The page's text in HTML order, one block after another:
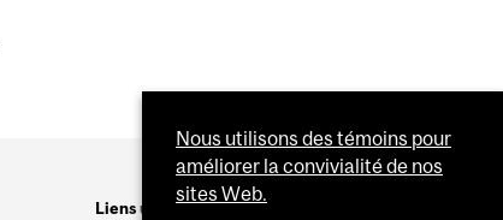
Liens utiles
Nous utilisons des témoins pour
améliorer la convivialité de nos
sites Web.